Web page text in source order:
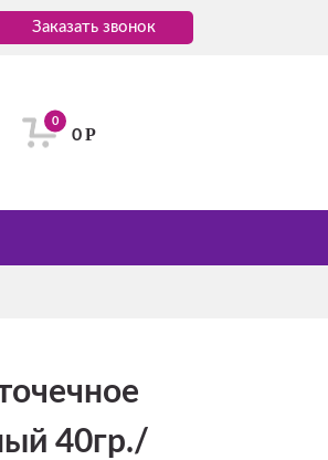
Заказать звонок
0
0Р
40гр./